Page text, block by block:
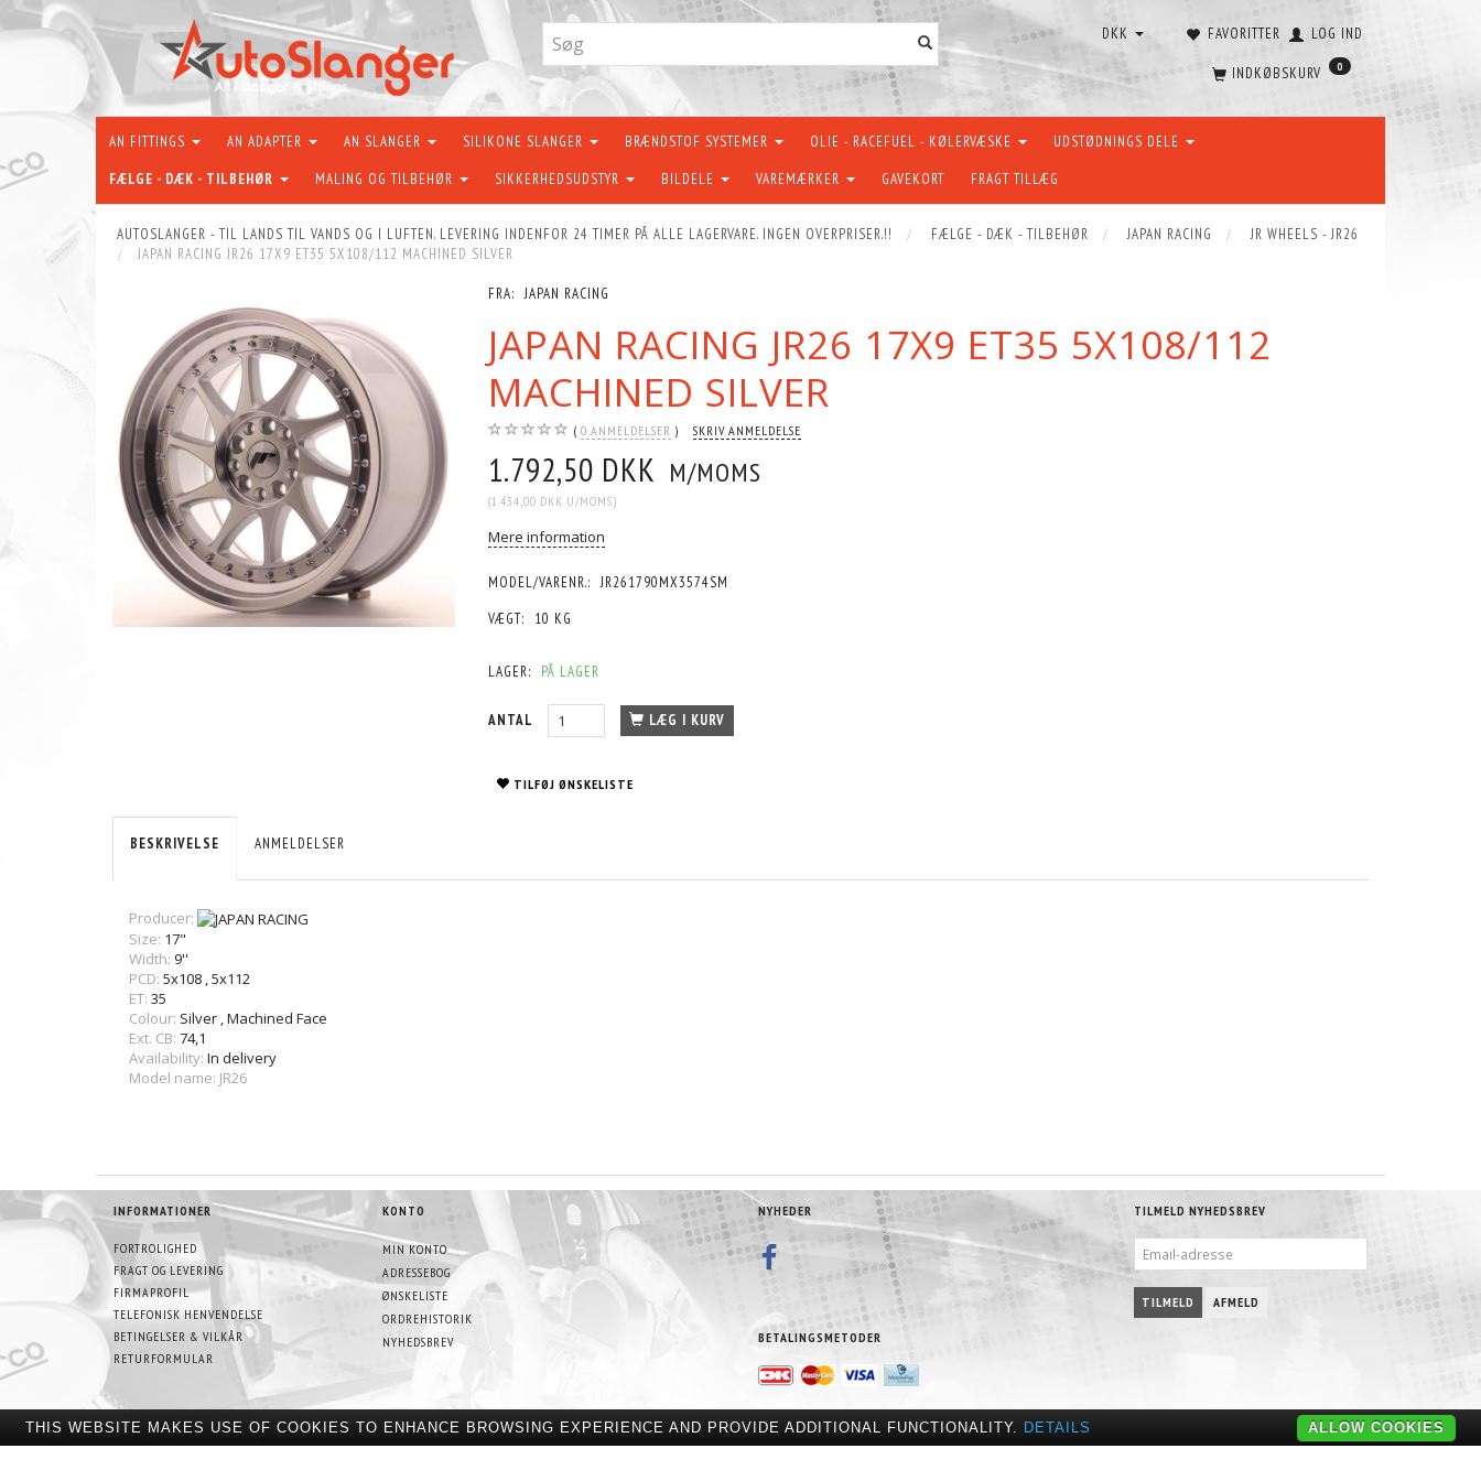
FAVORITTER LOG IND
DKK
INDKØBSKURV 0
AN FITTINGS AN ADAPTER AN SLANGER SILIKONE SLANGER BRÆNDSTOF SYSTEMER OLIE - RACEFUEL - KØLERVÆSKE UDSTØDNINGS DELE
FÆLGE - DÆK - TILBEHØR MALING OG TILBEHØR SIKKERHEDSUDSTYR BILDELE VAREMÆRKER GAVEKORT FRAGT TILLÆG
AUTOSLANGER - TIL LANDS TIL VANDS OG I LUFTEN. LEVERING INDENFOR 24 TIMER PÅ ALLE LAGERVARE. INGEN OVERPRISER.!! FÆLGE - DÆK - TILBEHØR JAPAN RACING
JR WHEELS - JR26
JAPAN RACING JR26 17X9 ET35 5X108/112 MACHINED SILVER
FRA: JAPAN RACING
JAPAN RACING JR26 17X9 ET35 5X108/112
MACHINED SILVER
0 ANMELDELSER SKRIV ANMELDELSE
1.792,50 DKK M/MOMS
(1.434,00 DKK U/MOMS)
Mere information
MODEL/VARENR.:
JR261790MX3574SM
VÆGT:
10 KG
LAGER: PÅ LAGER
ANTAL LÆG I KURV
TILFØJ ØNSKELISTE
BESKRIVELSE ANMELDELSER
Producer:
Size: 17"
Width: 9''
PCD: 5x108 ,5x112
ET: 35
Colour: Silver ,Machined Face
Ext. CB: 74,1
Availability: In delivery
Model name: JR26
INFORMATIONER
FORTROLIGHED
FRAGT OG LEVERING
FIRMAPROFIL
TELEFONISK HENVENDELSE
BETINGELSER & VILKÅR
RETURFORMULAR
KONTO
MIN KONTO
ADRESSEBOG
ØNSKELISTE
ORDREHISTORIK
NYHEDSBREV
NYHEDER
BETALINGSMETODER
TILMELD NYHEDSBREV
ADRESSE
TILMELD AFMELD
THIS WEBSITE MAKES USE OF COOKIES TO ENHANCE BROWSING EXPERIENCE AND PROVIDE ADDITIONAL FUNCTIONALITY. DETAILS ALLOW COOKIES